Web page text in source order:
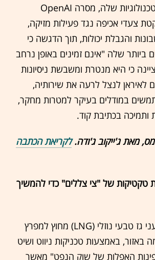
בתגובה לשימוש בטכנולוגיות שלה, מסרה OpenAI
צעדי אכיפה נגד פעילות מזיקה,
והגבלת יכולות, תוך הדגשה כי
ביותר שלה "אינם זמינים באופן נרחב
כי היא מנטרת ומשבשת ניסיונות
לאיראן לנצל לרעה את שירותיה,
במודלים בעיקר למטרות מחקר,
ותמיכה בכתיבת קוד.
מאת ג'ייקוב ג'ודה.לקריאת הכתבה
של "צי צללים" כדי להמשיך
קטאר משנעת מטעני גז טבעי נוזלי (LNG) מחוץ למפרץ
באזור, באמצעות טכניקות ניווט ושיט
האפלות של שוק הנפט" מאשר